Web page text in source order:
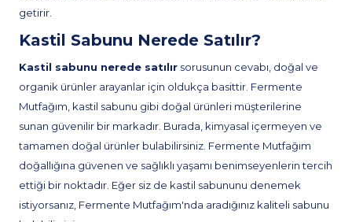
getirir.
Kastil Sabunu Nerede Satılır?
Kastil sabunu nerede satılır sorusunun cevabı, doğal ve
organik ürünler arayanlar için oldukça basittir. Fermente
Mutfağım, kastil sabunu gibi doğal ürünleri müşterilerine
sunan güvenilir bir markadır. Burada, kimyasal içermeyen ve
tamamen doğal ürünler bulabilirsiniz. Fermente Mutfağım
doğallığına güvenen ve sağlıklı yaşamı benimseyenlerin tercih
ettiği bir noktadır. Eğer siz de kastil sabununu denemek
istiyorsanız, Fermente Mutfağım'nda aradığınız kaliteli sabunu